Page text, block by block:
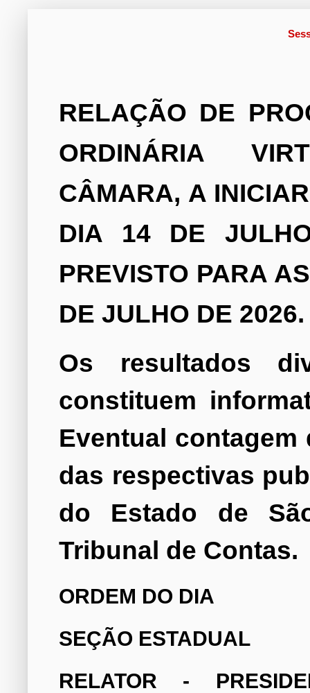
RELAÇÃO DE
ORDINÁRIA
CÂMARA, A
DIA 14 DE
PREVISTO PARA
DE JULHO DE 2026.
Os resultados
constituem
Eventual contagem
das respectivas
do Estado de
Tribunal de Contas.
ORDEM DO DIA
SEÇÃO ESTADUAL
RELATOR -